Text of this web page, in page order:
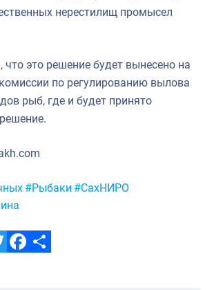
нерестилищ промысел
что это решение будет вынесено на
по регулированию вылова
рыб, где и будет принято
#Рыбаки #СахНИРО